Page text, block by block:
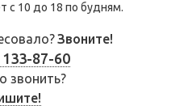
с 10 до 18 по будням.
Звоните!
133-87-60
звонить?